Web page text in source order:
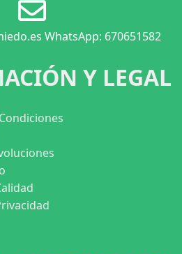
WhatsApp: 670651582
Y LEGAL